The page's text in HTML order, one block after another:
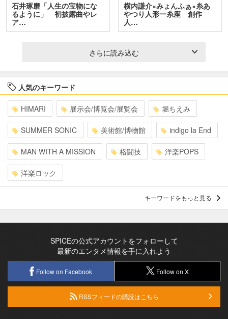
石井琢磨「人生の宝物にな
るように」 初披露曲やレ
ア…
横内謙介×みょんふぁ×糸あ
やつり人形一糸座 創作
人…
さらに読み込む
人気のキーワード
HIMARI 展示会/博覧会/展覧会 堀ちえみ
SUMMER SONIC 美術館/博物館 indigo la End
MAN WITH A MISSION 格闘技 洋楽POPS
洋楽ロック
キーワードをもっと見る
SPICEの公式アカウントをフォローして
最新のエンタメ情報を手に入れよう
Follow on Facebook Follow on X
RSSフィードの購読はこちら